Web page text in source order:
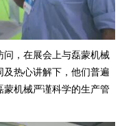
问，在展会上与磊蒙机械
热心讲解下，他们普遍
机械严谨科学的生产管